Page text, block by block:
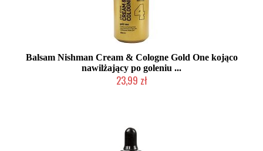
Balsam Nishman Cream & Cologne Gold One kojąco
nawilżający po goleniu ...
23,99 zł